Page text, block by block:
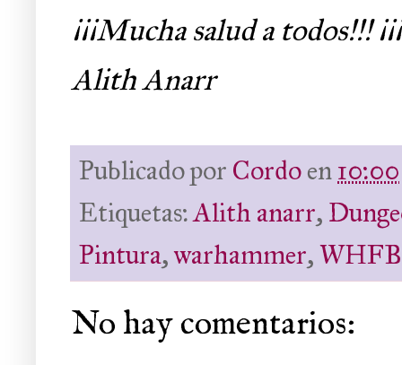
¡¡¡Mucha salud a todos!!!
Alith Anarr
Publicado por Cordoen10:00
Etiquetas:Alith anarr,
Pintura,warhammer,WHFB
No hay comentarios: